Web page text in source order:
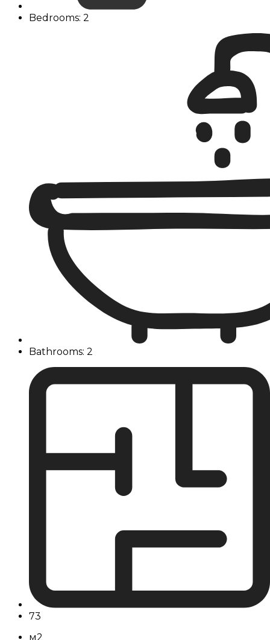
Bedrooms: 2
Bathrooms: 2
73
м2